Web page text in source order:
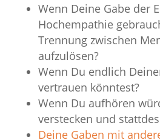
Wenn Deine Gabe der
Hochempathie
Trennung zwischen
aufzulösen?
Wenn Du endlich
vertrauen könntest?
Wenn Du aufhören
verstecken und
Deine Gaben mit